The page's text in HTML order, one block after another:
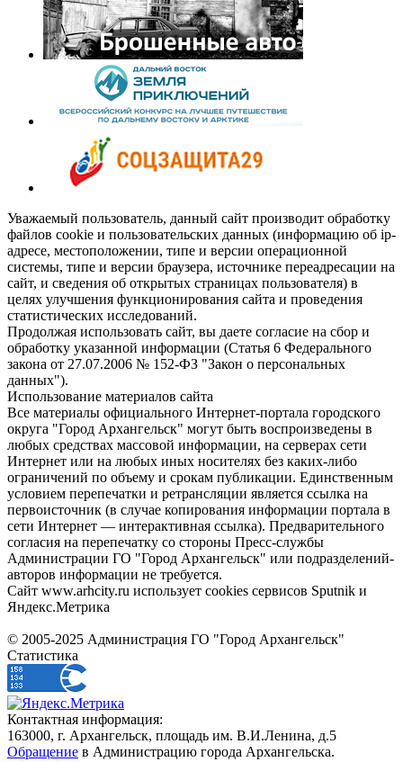
Уважаемый пользователь, данный сайт производит обработку
файлов cookie и пользовательских данных (информацию об ip-
адресе, местоположении, типе и версии операционной
системы, типе и версии браузера, источнике переадресации на
сайт, и сведения об открытых страницах пользователя) в
целях улучшения функционирования сайта и проведения
статистических исследований.
Продолжая использовать сайт, вы даете согласие на сбор и
обработку указанной информации (Статья 6 Федерального
закона от 27.07.2006 № 152-ФЗ "Закон о персональных
данных").
Использование материалов сайта
Все материалы официального Интернет-портала городского
округа "Город Архангельск" могут быть воспроизведены в
любых средствах массовой информации, на серверах сети
Интернет или на любых иных носителях без каких-либо
ограничений по объему и срокам публикации. Единственным
условием перепечатки и ретрансляции является ссылка на
первоисточник (в случае копирования информации портала в
сети Интернет — интерактивная ссылка). Предварительного
согласия на перепечатку со стороны Пресс-службы
Администрации ГО "Город Архангельск" или подразделений-
авторов информации не требуется.
Сайт www.arhcity.ru использует cookies сервисов Sputnik и
Яндекс.Метрика
© 2005-2025 Администрация ГО "Город Архангельск"
Статистика
Контактная информация:
163000, г. Архангельск, площадь им. В.И.Ленина, д.5
Обращение в Администрацию города Архангельска.